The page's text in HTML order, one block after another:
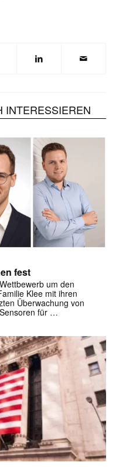
INTERESSIEREN
fest
um den
Klee mit ihren
Überwachung von
für …